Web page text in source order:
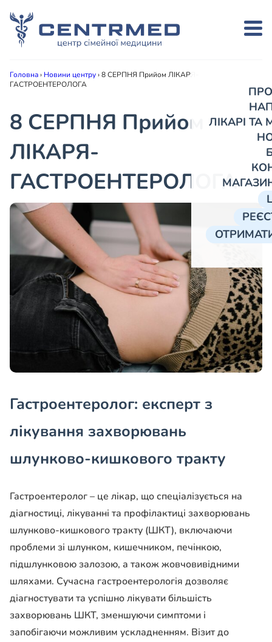
ЛІКАРІ
Головна› Новини центру›8 СЕРПНЯ Прийом ЛІКАРЯ-
ГАСТРОЕНТЕРОЛОГА
8 СЕРПНЯ Прийом
ЛІКАРЯ-
ГАСТРОЕНТЕРОЛОГА
Гастроентеролог: експерт з
лікування захворювань
шлунково-кишкового тракту
Гастроентеролог – це лікар, що спеціалізується на
діагностиці, лікуванні та профілактиці захворювань
шлунково-кишкового тракту (ШКТ), включаючи
проблеми зі шлунком, кишечником, печінкою,
підшлунковою залозою, а також жовчовивідними
шляхами. Сучасна гастроентерологія дозволяє
діагностувати та успішно лікувати більшість
захворювань ШКТ, зменшуючи симптоми і
запобігаючи можливим ускладненням. Візит до